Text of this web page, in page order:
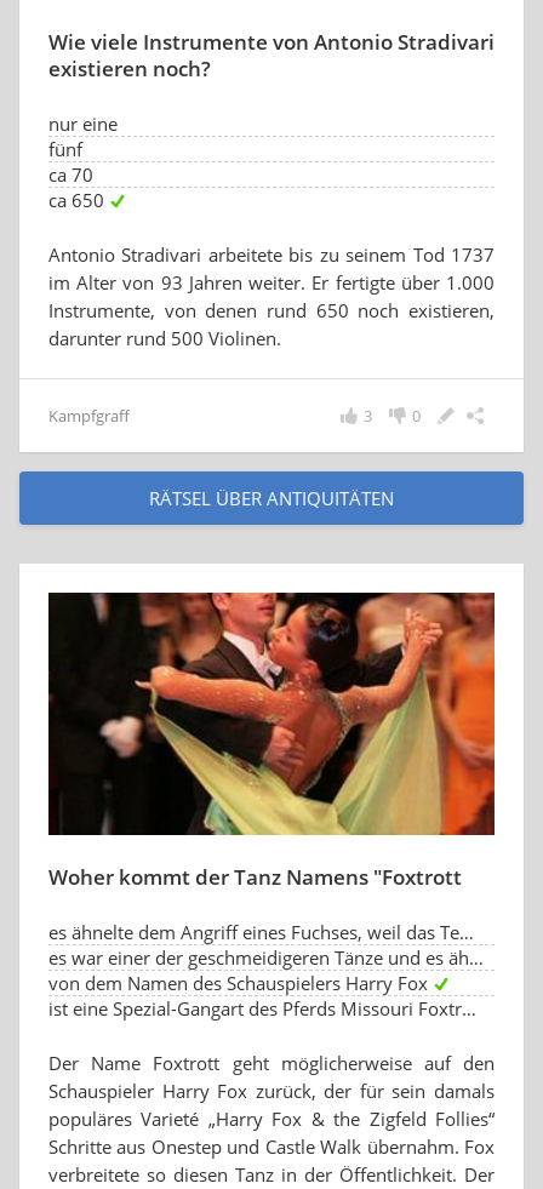
Wie viele Instrumente von Antonio Stradivari
existieren noch?
nur eine
fünf
ca 70
ca 650
Antonio Stradivari arbeitete bis zu seinem Tod 1737
im Alter von 93 Jahren weiter. Er fertigte über 1.000
Instrumente, von denen rund 650 noch existieren,
darunter rund 500 Violinen.
Kampfgraff 0
3
RÄTSEL ÜBER ANTIQUITÄTEN
Woher kommt der Tanz Namens "Foxtrott
es ähnelte dem Angriff eines Fuchses, weil das Tempo von Schritten, die auf synkopiertem Zählen basi
es war einer der geschmeidigeren Tänze und es ähnelte einem schleichenden Fuchs
von dem Namen des Schauspielers Harry Fox
ist eine Spezial-Gangart des Pferds Missouri Foxtrotters
Der Name Foxtrott geht möglicherweise auf den
Schauspieler Harry Fox zurück, der für sein damals
populäres Varieté „Harry Fox & the Zigfeld Follies“
Schritte aus Onestep und Castle Walk übernahm. Fox
verbreitete so diesen Tanz in der Öffentlichkeit. Der